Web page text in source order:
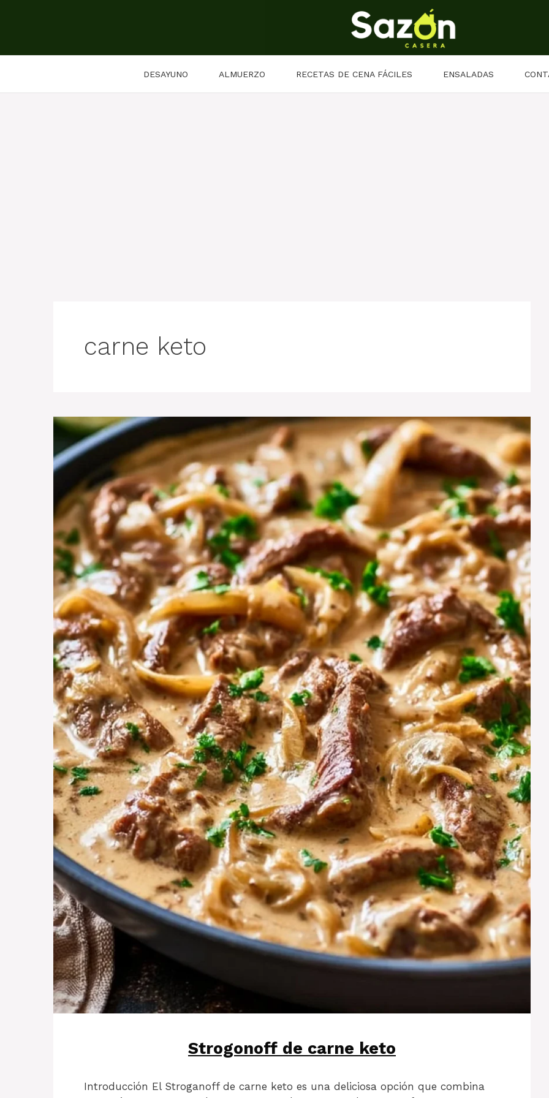
DESAYUNO ALMUERZO RECETAS DE CENA FÁCILES ENSALADAS
carne keto
Strogonoff de carne keto
Introducción El Stroganoff de carne keto es una deliciosa opción que combina